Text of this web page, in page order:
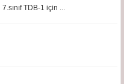
TDB-1 için ...